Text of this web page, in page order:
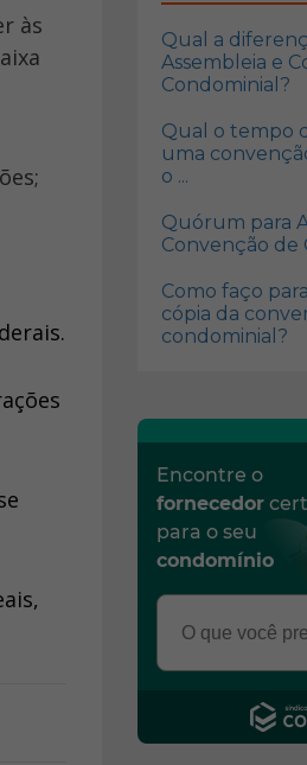
Qual a
Assembleia e
Condominial?
Qual o tempo
uma
o ...
Quórum para
Convenção de
Como faço
cópia da
condominial?
Encontre o
fornecedor
para o seu
condomínio